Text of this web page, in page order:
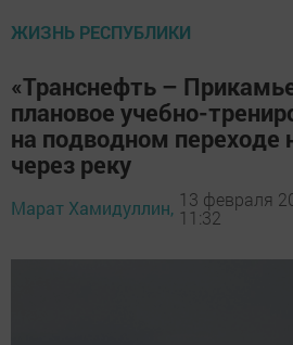
ЖИЗНЬ РЕСПУБЛИКИ
«Транснефть –
плановое учебно-
на подводном переходе
через реку
Марат Хамидуллин, 13 февраля
11:32